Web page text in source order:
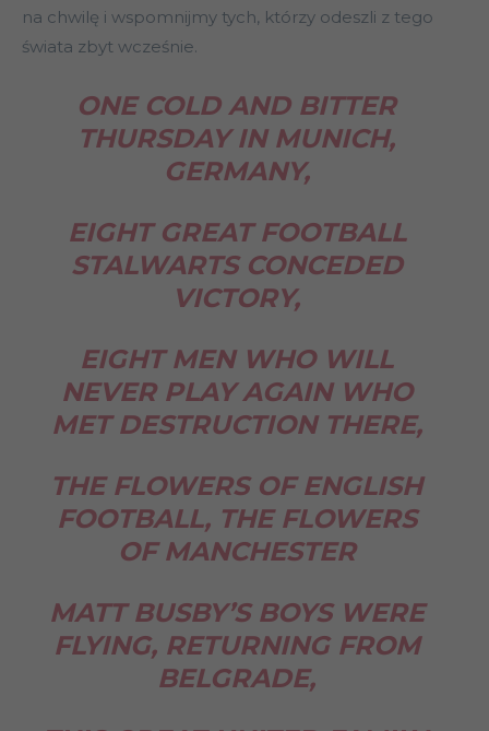
na chwilę i wspomnijmy tych, którzy odeszli z tego
świata zbyt wcześnie.
ONE COLD AND BITTER
THURSDAY IN MUNICH,
GERMANY,
EIGHT GREAT FOOTBALL
STALWARTS CONCEDED
VICTORY,
EIGHT MEN WHO WILL
NEVER PLAY AGAIN WHO
MET DESTRUCTION THERE,
THE FLOWERS OF ENGLISH
FOOTBALL, THE FLOWERS
OF MANCHESTER
MATT BUSBY’S BOYS WERE
FLYING, RETURNING FROM
BELGRADE,